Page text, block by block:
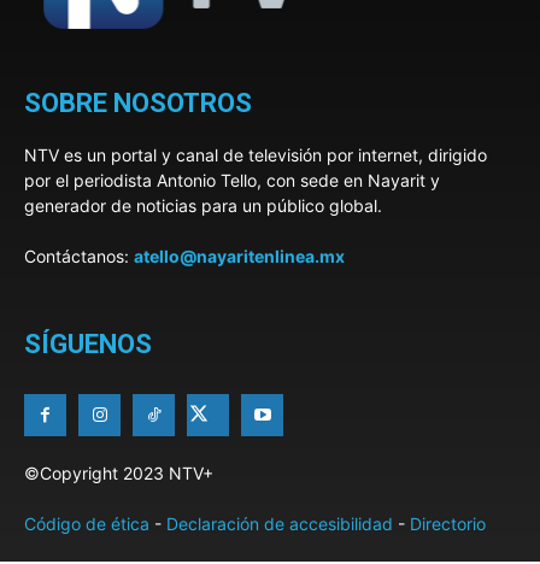
SOBRE NOSOTROS
NTV es un portal y canal de televisión por internet, dirigido
por el periodista Antonio Tello, con sede en Nayarit y
generador de noticias para un público global.
Contáctanos: atello@nayaritenlinea.mx
SÍGUENOS
©Copyright 2023 NTV+
Código de ética - Declaración de accesibilidad - Directorio